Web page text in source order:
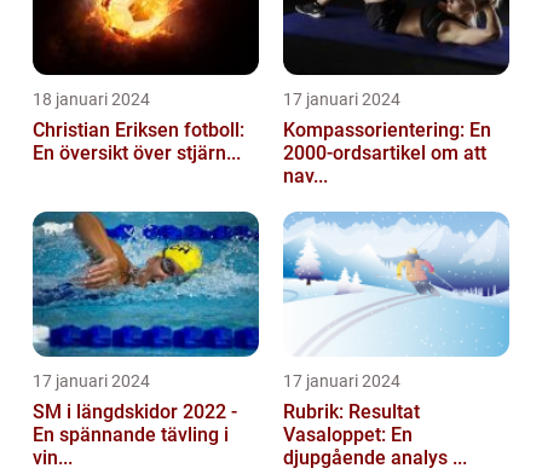
18 januari 2024
Christian Eriksen fotboll:
En översikt över stjärn...
17 januari 2024
Kompassorientering: En
2000-ordsartikel om att
nav...
17 januari 2024
SM i längdskidor 2022 -
En spännande tävling i
vin...
17 januari 2024
Rubrik: Resultat
Vasaloppet: En
djupgående analys ...